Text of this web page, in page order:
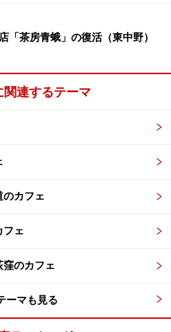
「茶房青蛾」の復活（東中野）
関連するテーマ
のカフェ
フェ
のカフェ
ーマも見る